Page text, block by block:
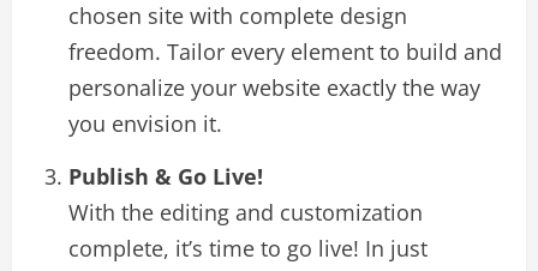
chosen site with complete design
freedom. Tailor every element to build and
personalize your website exactly the way
you envision it.
Publish & Go Live!
With the editing and customization
complete, it’s time to go live! In just